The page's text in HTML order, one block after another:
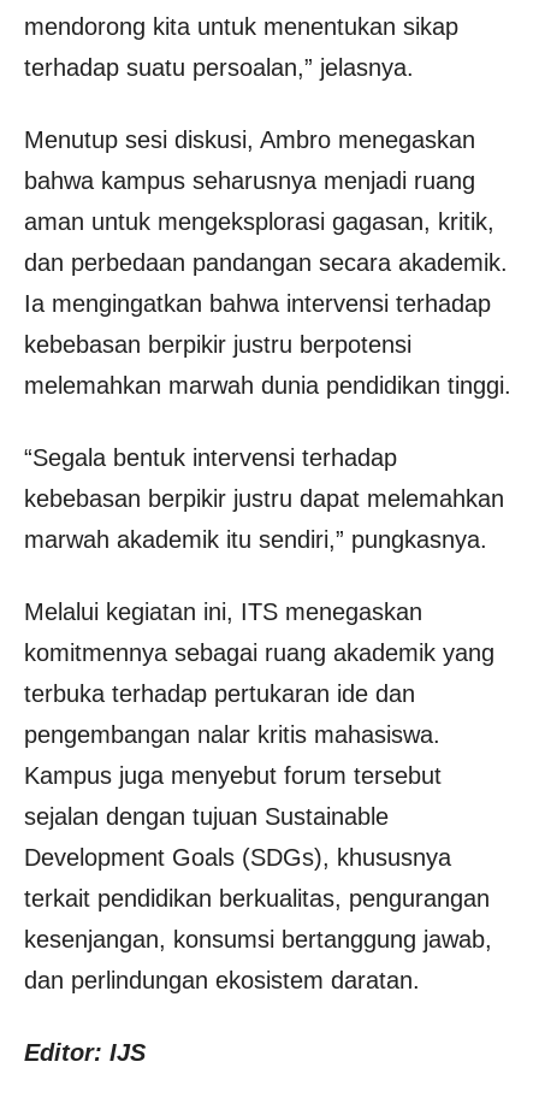
mendorong kita untuk menentukan sikap
terhadap suatu persoalan,” jelasnya.
Menutup sesi diskusi, Ambro menegaskan
bahwa kampus seharusnya menjadi ruang
aman untuk mengeksplorasi gagasan, kritik,
dan perbedaan pandangan secara akademik.
Ia mengingatkan bahwa intervensi terhadap
kebebasan berpikir justru berpotensi
melemahkan marwah dunia pendidikan tinggi.
“Segala bentuk intervensi terhadap
kebebasan berpikir justru dapat melemahkan
marwah akademik itu sendiri,” pungkasnya.
Melalui kegiatan ini, ITS menegaskan
komitmennya sebagai ruang akademik yang
terbuka terhadap pertukaran ide dan
pengembangan nalar kritis mahasiswa.
Kampus juga menyebut forum tersebut
sejalan dengan tujuan Sustainable
Development Goals (SDGs), khususnya
terkait pendidikan berkualitas, pengurangan
kesenjangan, konsumsi bertanggung jawab,
dan perlindungan ekosistem daratan.
Editor: IJS